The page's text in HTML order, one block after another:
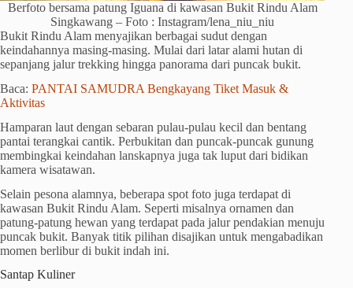
Berfoto bersama patung Iguana di kawasan Bukit Rindu Alam
Singkawang – Foto : Instagram/lena_niu_niu
Bukit Rindu Alam menyajikan berbagai sudut dengan
keindahannya masing-masing. Mulai dari latar alami hutan di
sepanjang jalur trekking hingga panorama dari puncak bukit.
Baca: PANTAI SAMUDRA Bengkayang Tiket Masuk &
Aktivitas
Hamparan laut dengan sebaran pulau-pulau kecil dan bentang
pantai terangkai cantik. Perbukitan dan puncak-puncak gunung
membingkai keindahan lanskapnya juga tak luput dari bidikan
kamera wisatawan.
Selain pesona alamnya, beberapa spot foto juga terdapat di
kawasan Bukit Rindu Alam. Seperti misalnya ornamen dan
patung-patung hewan yang terdapat pada jalur pendakian menuju
puncak bukit. Banyak titik pilihan disajikan untuk mengabadikan
momen berlibur di bukit indah ini.
Santap Kuliner